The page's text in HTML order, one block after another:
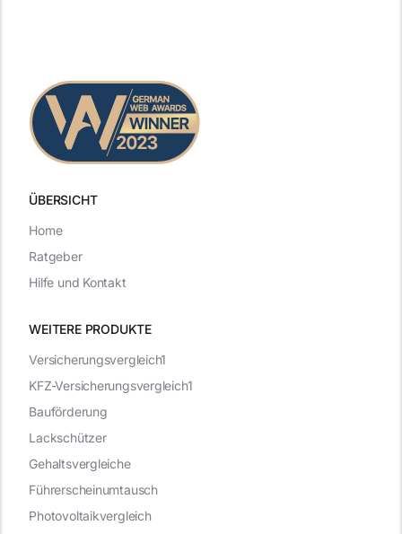
ÜBERSICHT
WEITERE PRODUKTE
Versicherungsvergleich1
KFZ-Versicherungsvergleich1
Bauförderung
Lackschützer
Gehaltsvergleiche
Führerscheinumtausch
Photovoltaikvergleich
Home
Ratgeber
Hilfe und Kontakt